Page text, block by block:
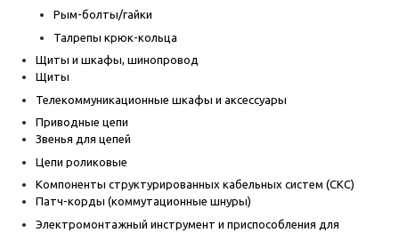
Рым-болты/гайки
Талрепы крюк-кольца
Щиты и шкафы, шинопровод
Щиты
Телекоммуникационные шкафы и аксессуары
Приводные цепи
Звенья для цепей
Цепи роликовые
Компоненты структурированных кабельных систем (СКС)
Патч-корды (коммутационные шнуры)
Электромонтажный инструмент и приспособления для